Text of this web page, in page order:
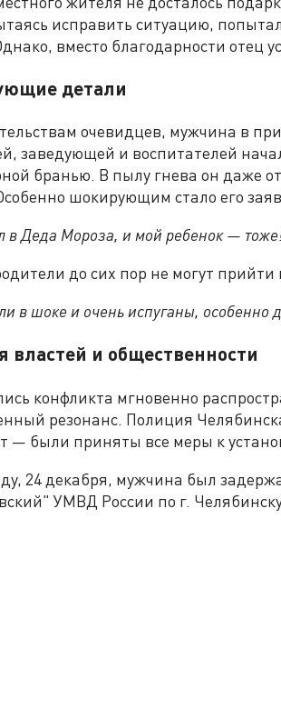
исправить ситуацию,
вместо благодарности отец
детали
очевидцев, мужчина в
заведующей и воспитателей
бранью. В пылу гнева он даже
шокирующим стало его
в Деда Мороза, и мой ребенок —
до сих пор не могут прийти
в шоке и очень испуганы, особенно
властей и общественности
конфликта мгновенно
резонанс. Полиция
— были приняты все меры к
24 декабря, мужчина был
УМВД России по г.